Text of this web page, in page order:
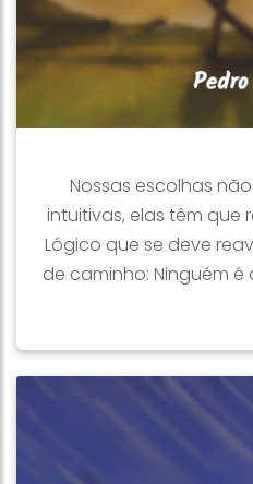
Nossas escolhas
intuitivas, elas têm que
Lógico que se deve
de caminho: Ninguém